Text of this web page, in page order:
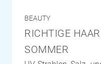
BEAUTY
RICHTIGE
SOMMER